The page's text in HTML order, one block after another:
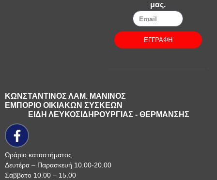
μας.
ΕΓΓΡΑΦΗ
ΚΩΝΣΤΑΝΤΙΝΟΣ ΛΑΜ. ΜΑΝΙΝΟΣ
ΕΜΠΟΡΙΟ ΟΙΚΙΑΚΩΝ ΣΥΣΚΕΩΝ
ΕΙΔΗ ΛΕΥΚΟΣΙΔΗΡΟΥΡΓΙΑΣ - ΘΕΡΜΑΝΣΗΣ
Ωράριο καταστήματος
Δευτέρα – Παρασκευή 10.00-20.00
Σάββατο 10.00 – 15.00